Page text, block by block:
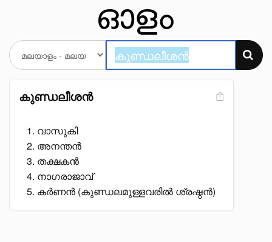
കുണ്ഡലീശൻ
വാസുകി
അനന്തൻ
തക്ഷകൻ
നാഗരാജാവ്
കർണൻ (കുണ്ഡലമുള്ളവരിൽ ശ്രഷ്ഠൻ)